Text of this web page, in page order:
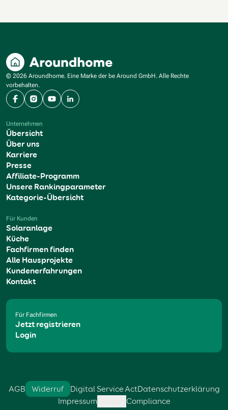
© 2026 Aroundhome. Eine Marke der be Around GmbH. Alle Rechte
vorbehalten.
FacebookInstagram
YouTubeLinkedIn
Unternehmen
Übersicht
Über uns
Karriere
Presse
Affiliate-Programm
Unsere Rankingparameter
Kategorie-Übersicht
Für Kunden
Solaranlage
Küche
Fachfirmen finden
Alle Hausprojekte
Kundenerfahrungen
Kontakt
Für Fachfirmen
Jetzt registrieren
Login
AGB Widerruf Digital Service ActDatenschutzerklärung
Impressum
Compliance